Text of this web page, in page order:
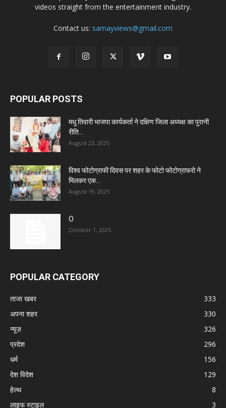
videos straight from the entertainment industry.
Contact us: samayviews@gmail.com
POPULAR POSTS
मधु तिवारी भाजपा कार्यकर्ता ने दक्षिण जिला अध्यक्ष का पुरानी
रीति...
August 23, 2025
विश्व फोटोग्राफी दिवस पर शहर के फोटो फोटोग्राफरो ने
मिलकर एक...
August 19, 2025
O
October 1, 2025
POPULAR CATEGORY
ताजा खबर
333
अपना शहर
330
न्यूज़
326
प्रदेश
296
धर्म
156
देश विदेश
129
हेल्थ
8
लाइफ स्टाइल
3